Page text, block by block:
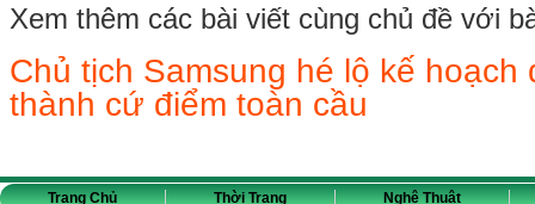
Xem thêm các bài viết cùng chủ đề với
Chủ tịch Samsung hé lộ kế hoạch
thành cứ điểm toàn cầu
Trang Chủ Thời Trang Nghệ Thuật